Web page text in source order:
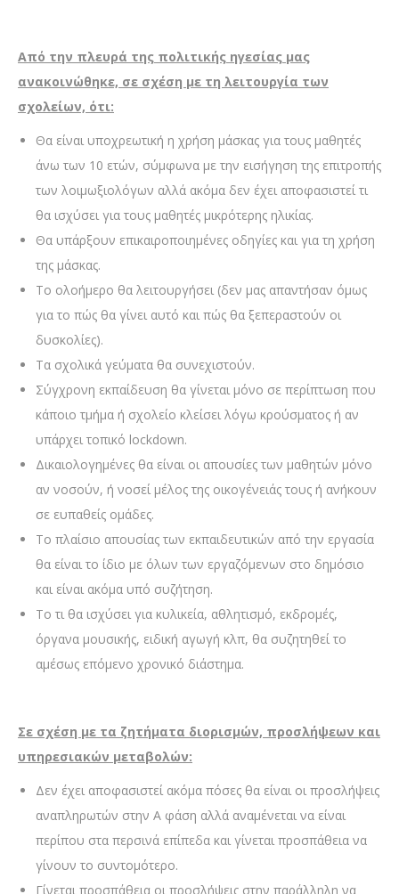
Από την πλευρά της πολιτικής ηγεσίας μας
ανακοινώθηκε, σε σχέση με τη λειτουργία των
σχολείων, ότι:
Θα είναι υποχρεωτική η χρήση μάσκας για τους μαθητές
άνω των 10 ετών, σύμφωνα με την εισήγηση της επιτροπής
των λοιμωξιολόγων αλλά ακόμα δεν έχει αποφασιστεί τι
θα ισχύσει για τους μαθητές μικρότερης ηλικίας.
Θα υπάρξουν επικαιροποιημένες οδηγίες και για τη χρήση
της μάσκας.
Το ολοήμερο θα λειτουργήσει (δεν μας απαντήσαν όμως
για το πώς θα γίνει αυτό και πώς θα ξεπεραστούν οι
δυσκολίες).
Τα σχολικά γεύματα θα συνεχιστούν.
Σύγχρονη εκπαίδευση θα γίνεται μόνο σε περίπτωση που
κάποιο τμήμα ή σχολείο κλείσει λόγω κρούσματος ή αν
υπάρχει τοπικό lockdown.
Δικαιολογημένες θα είναι οι απουσίες των μαθητών μόνο
αν νοσούν, ή νοσεί μέλος της οικογένειάς τους ή ανήκουν
σε ευπαθείς ομάδες.
Το πλαίσιο απουσίας των εκπαιδευτικών από την εργασία
θα είναι το ίδιο με όλων των εργαζόμενων στο δημόσιο
και είναι ακόμα υπό συζήτηση.
Το τι θα ισχύσει για κυλικεία, αθλητισμό, εκδρομές,
όργανα μουσικής, ειδική αγωγή κλπ, θα συζητηθεί το
αμέσως επόμενο χρονικό διάστημα.
Σε σχέση με τα ζητήματα διορισμών, προσλήψεων και
υπηρεσιακών μεταβολών:
Δεν έχει αποφασιστεί ακόμα πόσες θα είναι οι προσλήψεις
αναπληρωτών στην Α φάση αλλά αναμένεται να είναι
περίπου στα περσινά επίπεδα και γίνεται προσπάθεια να
γίνουν το συντομότερο.
Γίνεται προσπάθεια οι προσλήψεις στην παράλληλη να